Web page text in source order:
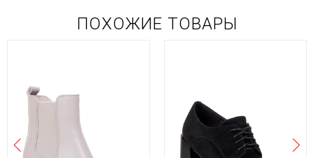
ПОХОЖИЕ ТОВАРЫ